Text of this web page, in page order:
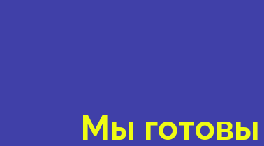
Мы готовы